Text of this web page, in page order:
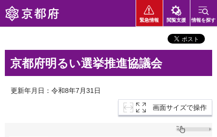
京都府
緊急情報 閲覧支援 情報を探す
京都府明るい選挙推進協議会
更新年月日：令和8年7月31日
画面サイズで操作